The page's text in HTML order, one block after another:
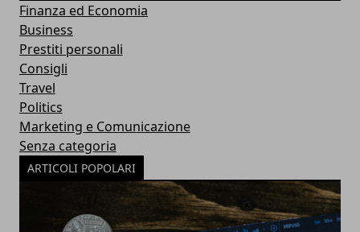
Finanza ed Economia
Business
Prestiti personali
Consigli
Travel
Politics
Marketing e Comunicazione
Senza categoria
ARTICOLI POPOLARI